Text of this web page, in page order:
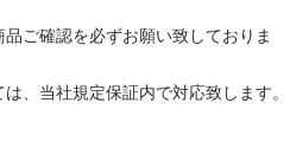
ご確認を必ずお願い致しておりま
、当社規定保証内で対応致します。